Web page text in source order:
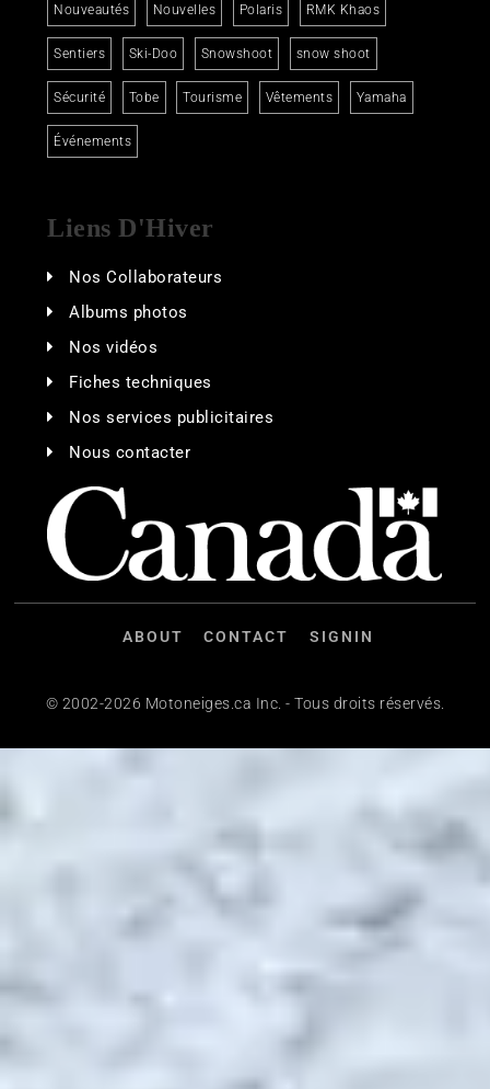
Nouveautés Nouvelles Polaris RMK Khaos
Sentiers Ski-Doo Snowshoot snow shoot
Sécurité Tobe Tourisme Vêtements Yamaha
Événements
Liens D'Hiver
Nos Collaborateurs
Albums photos
Nos vidéos
Fiches techniques
Nos services publicitaires
Nous contacter
ABOUT CONTACT SIGNIN
© 2002-2026 Motoneiges.ca Inc. - Tous droits réservés.